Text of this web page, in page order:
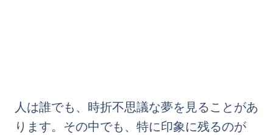
人は誰でも、時折不思議な夢を見ることがあ
ります。その中でも、特に印象に残るのが